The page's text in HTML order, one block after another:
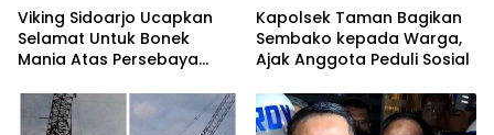
Viking Sidoarjo Ucapkan
Selamat Untuk Bonek
Mania Atas Persebaya
Kapolsek Taman Bagikan
Sembako kepada Warga,
Ajak Anggota Peduli Sosial